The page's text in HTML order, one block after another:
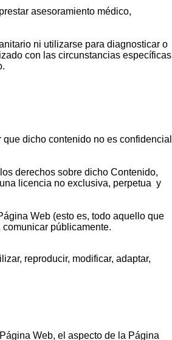
asesoramiento médico,
ni utilizarse para diagnosticar o
con las circunstancias específicas
dicho contenido no es confidencial
derechos sobre dicho Contenido,
licencia no exclusiva, perpetua y
Web (esto es, todo aquello que
públicamente.
reproducir, modificar, adaptar,
Web, el aspecto de la Página